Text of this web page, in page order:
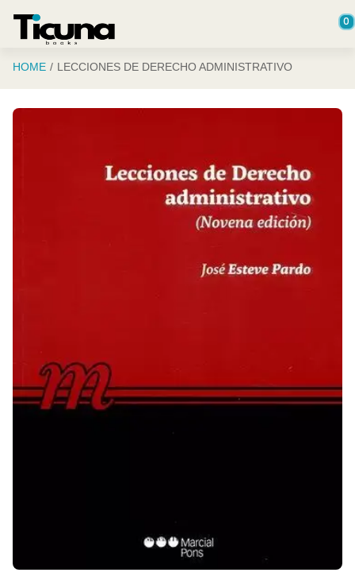
0
HOME LECCIONES DE DERECHO ADMINISTRATIVO